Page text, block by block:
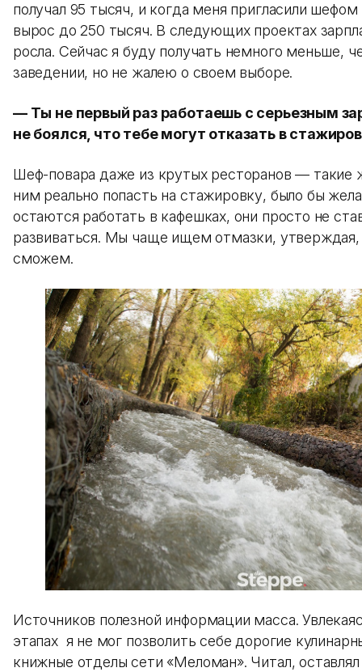
получал 95 тысяч, и когда меня пригласили
вырос до 250 тысяч. В следующих проектах
росла. Сейчас я буду получать немного меньше,
заведении, но не жалею о своем выборе.
— Ты не первый раз работаешь с серьезным
не боялся, что тебе могут отказать в
Шеф-повара даже из крутых ресторанов — такие
ним реально попасть на стажировку, было бы
остаются работать в кафешках, они просто не
развиваться. Мы чаще ищем отмазки, утверждая,
сможем.
Источников полезной информации масса.
этапах я не мог позволить себе дорогие
книжные отделы сети «Меломан». Читал, оставлял